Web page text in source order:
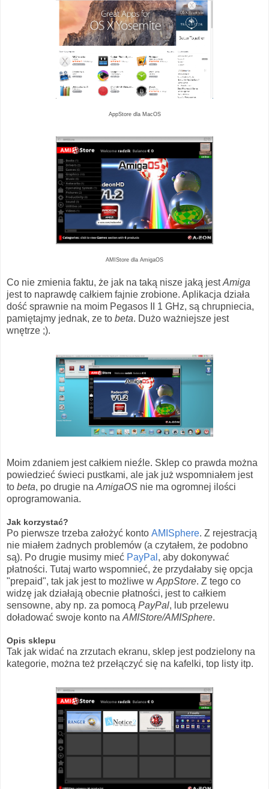
AppStore dla MacOS
AMIStore dla AmigaOS
Co nie zmienia faktu, że jak na taką nisze jaką jestAmiga
jest to naprawdę całkiem fajnie zrobione. Aplikacja działa
dość sprawnie na moim Pegasos II 1 GHz, są chrupniecia,
pamiętajmy jednak, ze to beta. Dużo ważniejsze jest
wnętrze ;).
Moim zdaniem jest całkiem nieźle. Sklep co prawda można
powiedzieć świeci pustkami, ale jak już wspomniałem jest
to beta, po drugie na AmigaOS nie ma ogromnej ilości
oprogramowania.
Jak korzystać?
Po pierwsze trzeba założyć konto AMISphere. Z rejestracją
nie miałem żadnych problemów (a czytałem, że podobno
są). Po drugie musimy mieć PayPal , aby dokonywać
płatności. Tutaj warto wspomnieć, że przydałaby się opcja
"prepaid", tak jak jest to możliwe w AppStore. Z tego co
widzę jak działają obecnie płatności, jest to całkiem
sensowne, aby np. za pomocą PayPal, lub przelewu
doładować swoje konto na AMIStore/AMISphere.
Opis sklepu
Tak jak widać na zrzutach ekranu, sklep jest podzielony na
kategorie, można też przełączyć się na kafelki, top listy itp.